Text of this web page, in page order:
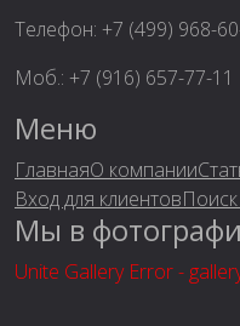
Телефон: +7 (499) 968-
Моб.: +7 (916) 657-77-11
Меню
ГлавнаяО компании
Вход для клиентов
Мы в
Unite Gallery Error -